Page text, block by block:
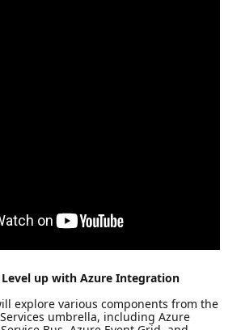
up with Azure Integration
explore various components from the
umbrella, including Azure